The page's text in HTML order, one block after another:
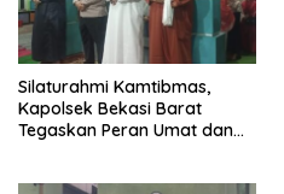
Silaturahmi Kamtibmas,
Kapolsek Bekasi Barat
Tegaskan Peran Umat dan